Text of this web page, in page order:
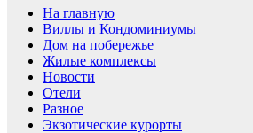
На главную
Виллы и Кондоминиумы
Дом на побережье
Жилые комплексы
Новости
Отели
Разное
Экзотические курорты